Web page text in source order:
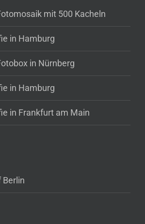
mit 500 Kacheln
in Hamburg
in Nürnberg
in Hamburg
in Frankfurt am Main
Berlin